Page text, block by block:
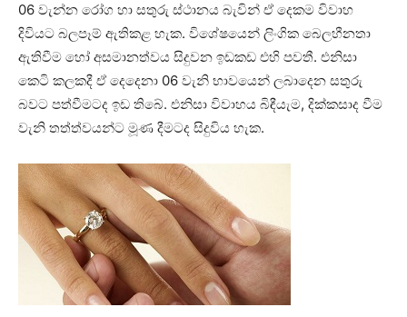
06 වැන්න රෝග හා සතුරු ස්‌ථානය බැවින් ඒ දෙකම විවාහ
දිවියට බලපෑම් ඇතිකළ හැක. විශේෂයෙන් ලිංගික බෙලහීනතා
ඇතිවීම හෝ අසමානත්වය සිදුවන ඉඩකඩ එහි පවතී. එනිසා
කෙටි කලකදී ඒ දෙදෙනා 06 වැනි භාවයෙන් ලබාදෙන සතුරු
බවට පත්වීමටද ඉඩ තිබේ. එනිසා විවාහය බිඳීයැම, දික්‌කසාද වීම
වැනි තත්ත්වයන්ට මූණ දීමටද සිදුවිය හැක.